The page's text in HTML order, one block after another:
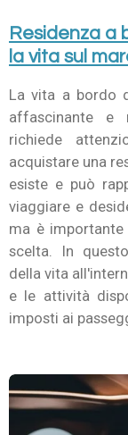
Residenza a
la vita sul
La vita a bordo
affascinante e
richiede
acquistare una
esiste e può
viaggiare e
ma è
scelta. In
della vita
e le attività
imposti ai